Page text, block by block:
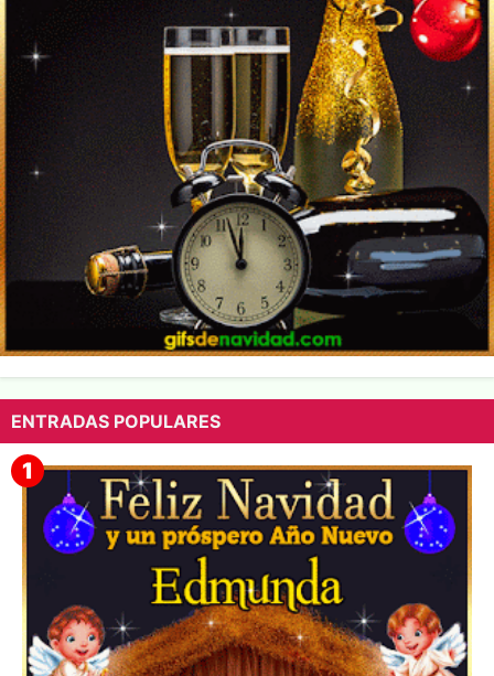
ENTRADAS POPULARES